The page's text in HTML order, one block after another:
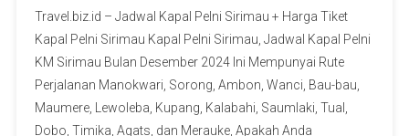
Travel.biz.id – Jadwal Kapal Pelni Sirimau + Harga Tiket
Kapal Pelni Sirimau Kapal Pelni Sirimau, Jadwal Kapal Pelni
KM Sirimau Bulan Desember 2024 Ini Mempunyai Rute
Perjalanan Manokwari, Sorong, Ambon, Wanci, Bau-bau,
Maumere, Lewoleba, Kupang, Kalabahi, Saumlaki, Tual,
Dobo, Timika, Agats, dan Merauke, Apakah Anda